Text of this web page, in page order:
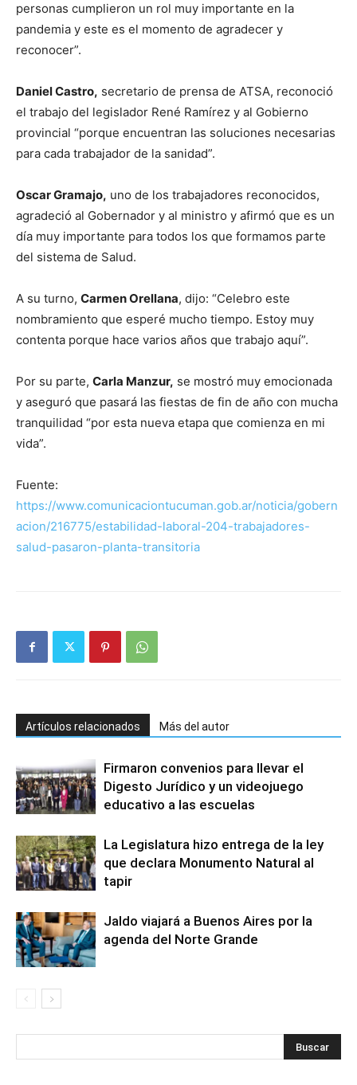
personas cumplieron un rol muy importante en la
pandemia y este es el momento de agradecer y
reconocer”.
Daniel Castro, secretario de prensa de ATSA, reconoció
el trabajo del legislador René Ramírez y al Gobierno
provincial “porque encuentran las soluciones necesarias
para cada trabajador de la sanidad”.
Oscar Gramajo, uno de los trabajadores reconocidos,
agradeció al Gobernador y al ministro y afirmó que es un
día muy importante para todos los que formamos parte
del sistema de Salud.
A su turno, Carmen Orellana, dijo: “Celebro este
nombramiento que esperé mucho tiempo. Estoy muy
contenta porque hace varios años que trabajo aquí”.
Por su parte, Carla Manzur, se mostró muy emocionada
y aseguró que pasará las fiestas de fin de año con mucha
tranquilidad “por esta nueva etapa que comienza en mi
vida”.
Fuente:
https://www.comunicaciontucuman.gob.ar/noticia/gobern
acion/216775/estabilidad-laboral-204-trabajadores-
salud-pasaron-planta-transitoria
Artículos relacionados Más del autor
Firmaron convenios para llevar el
Digesto Jurídico y un videojuego
educativo a las escuelas
La Legislatura hizo entrega de la ley
que declara Monumento Natural al
tapir
Jaldo viajará a Buenos Aires por la
agenda del Norte Grande